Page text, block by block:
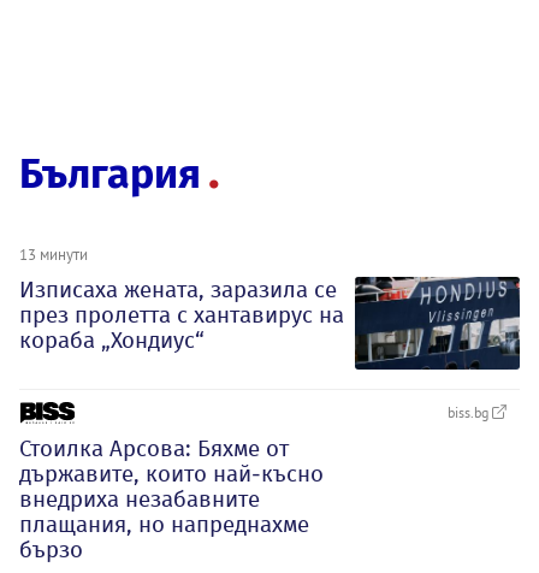
България
13 минути
Изписаха жената, заразила се
през пролетта с хантавирус на
кораба „Хондиус“
biss.bg
Стоилка Арсова: Бяхме от
държавите, които най-късно
внедриха незабавните
плащания, но напреднахме
бързо